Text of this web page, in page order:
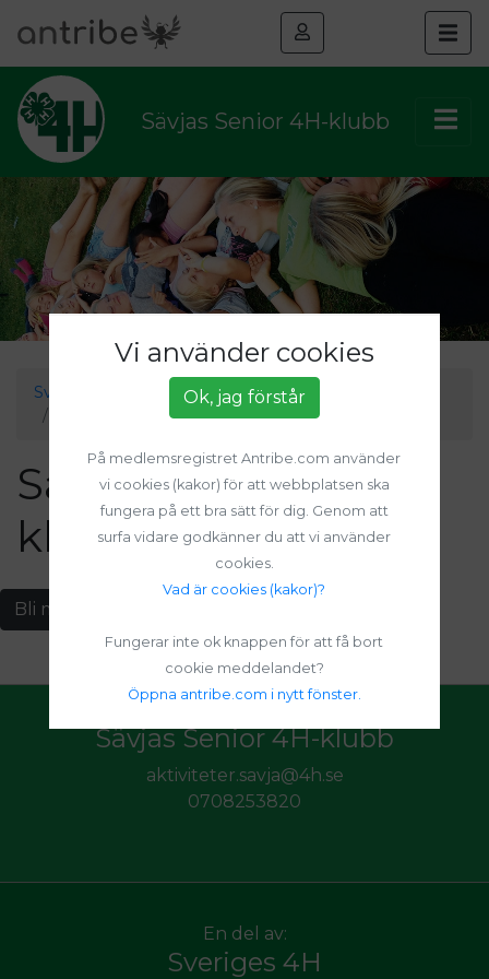
Sävjas Senior 4H-klubb
Sveriges 4H Grupper
4H i Uppsala
Sävjas Senior 4H-klubb
Sävjas Senior 4H-
klubb
Bli medlem i Sävjas Senior 4H-klubb
Sävjas Senior 4H-klubb
aktiviteter.savja@4h.se
0708253820
En del av:
Sveriges 4H
Vi använder cookies
Ok, jag förstår
På medlemsregistret Antribe.com använder
vi cookies (kakor) för att webbplatsen ska
fungera på ett bra sätt för dig. Genom att
surfa vidare godkänner du att vi använder
cookies.
Vad är cookies (kakor)?
Fungerar inte ok knappen för att få bort
cookie meddelandet?
Öppna antribe.com i nytt fönster.